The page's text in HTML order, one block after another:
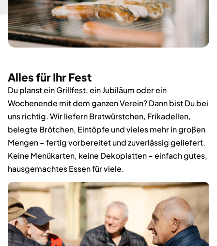
Alles für Ihr Fest
Du planst ein Grillfest, ein Jubiläum oder ein
Wochenende mit dem ganzen Verein? Dann bist Du bei
uns richtig. Wir liefern Bratwürstchen, Frikadellen,
belegte Brötchen, Eintöpfe und vieles mehr in großen
Mengen – fertig vorbereitet und zuverlässig geliefert.
Keine Menükarten, keine Dekoplatten – einfach gutes,
hausgemachtes Essen für viele.